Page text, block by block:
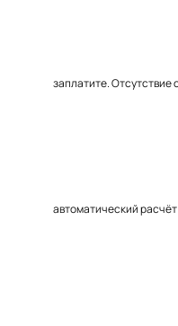
заплатите. Отсутствие
автоматический